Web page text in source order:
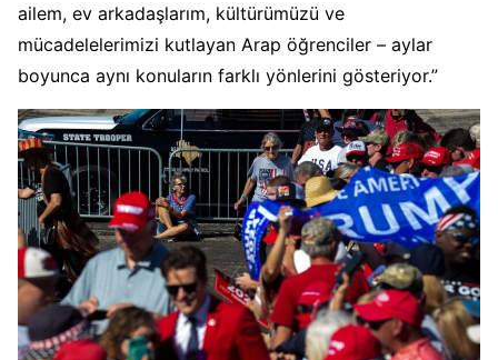
ailem, ev arkadaşlarım, kültürümüzü ve
mücadelelerimizi kutlayan Arap öğrenciler – aylar
boyunca aynı konuların farklı yönlerini gösteriyor.”